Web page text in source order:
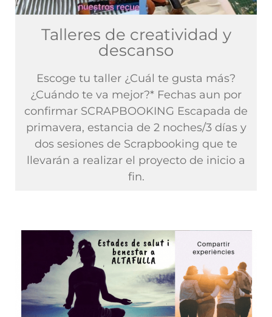
Talleres de creatividad y
descanso
Escoge tu taller ¿Cuál te gusta más?
¿Cuándo te va mejor?* Fechas aun por
confirmar SCRAPBOOKING Escapada de
primavera, estancia de 2 noches/3 días y
dos sesiones de Scrapbooking que te
llevarán a realizar el proyecto de inicio a
fin.